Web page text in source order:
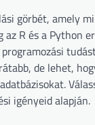
görbét, amely
az R és a Python
de lehet,
igényeid alapján.